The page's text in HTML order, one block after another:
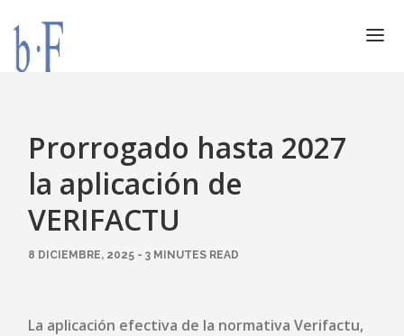
ESPECIALIZACIÓN
CALIDAD
BLOG
DOCUMENTACIÓN
Prorrogado hasta 2027
la aplicación de
VERIFACTU
8 DICIEMBRE, 2025 - 3 MINUTES READ
La aplicación efectiva de la normativa Verifactu,